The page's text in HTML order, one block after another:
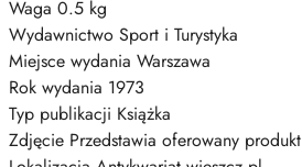
Waga 0.5 kg
Wydawnictwo Sport i Turystyka
Miejsce wydania Warszawa
Rok wydania 1973
Typ publikacji Książka
Zdjęcie Przedstawia oferowany produkt